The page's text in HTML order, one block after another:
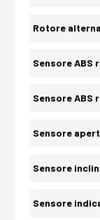
Rotore
Sensore ABS
Sensore ABS
Sensore
Sensore
Sensore